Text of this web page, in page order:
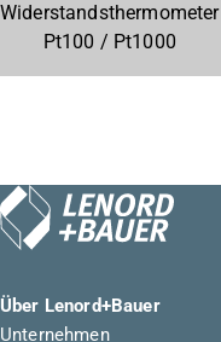
Widerstandsthermometer
Pt100 / Pt1000
Über Lenord+Bauer
Unternehmen